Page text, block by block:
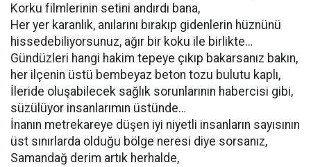
Korku filmlerinin setini andırdı bana,
Her yer karanlık, anılarını bırakıp gidenlerin hüznünü
hissedebiliyorsunuz, ağır bir koku ile birlikte…
Gündüzleri hangi hakim tepeye çıkıp bakarsanız bakın,
her ilçenin üstü bembeyaz beton tozu bulutu kaplı,
İleride oluşabilecek sağlık sorunlarının habercisi gibi,
süzülüyor insanlarımın üstünde…
İnanın metrekareye düşen iyi niyetli insanların sayısının
üst sınırlarda olduğu bölge neresi diye sorsanız,
Samandağ derim artık herhalde,